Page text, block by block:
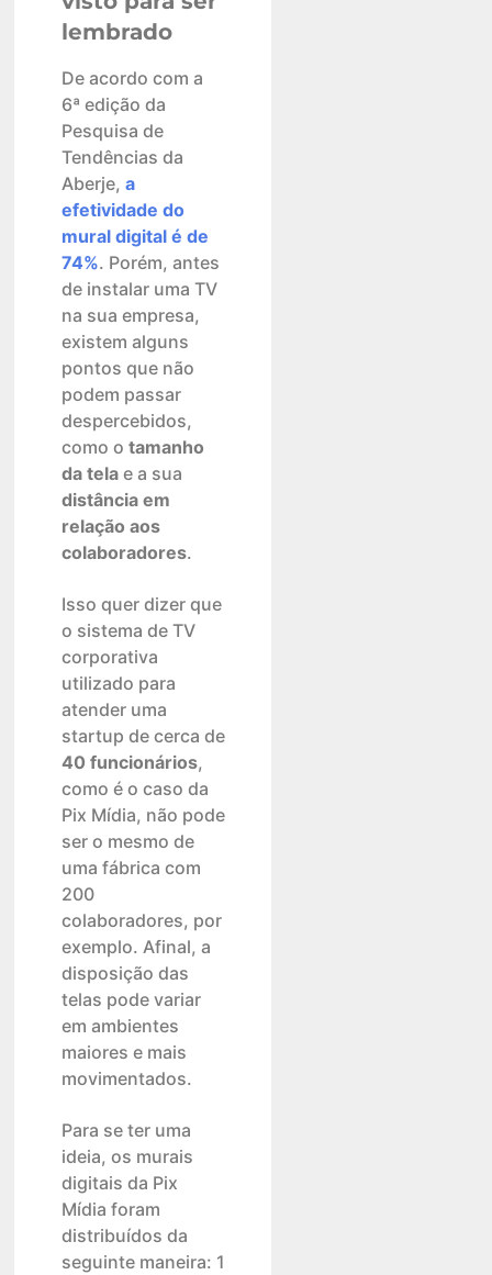
lembrado
De acordo com a
6ª edição da
Pesquisa de
Tendências da
Aberje, a
efetividade do
mural digital é de
74%. Porém, antes
de instalar uma TV
na sua empresa,
existem alguns
pontos que não
podem passar
despercebidos,
como o tamanho
da telae a sua
distância em
relação aos
colaboradores.
Isso quer dizer que
o sistema de TV
corporativa
utilizado para
atender uma
startup de cerca de
40 funcionários,
como é o caso da
Pix Mídia, não pode
ser o mesmo de
uma fábrica com
200
colaboradores, por
exemplo. Afinal, a
disposição das
telas pode variar
em ambientes
maiores e mais
movimentados.
Para se ter uma
ideia, os murais
digitais da Pix
Mídia foram
distribuídos da
seguinte maneira: 1